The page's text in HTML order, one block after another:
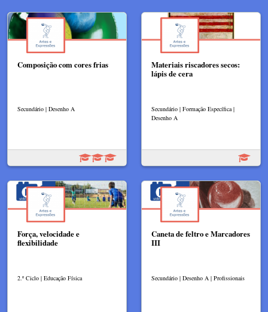
Composição com cores frias
Secundário | Desenho A
Materiais riscadores secos:
lápis de cera
Secundário | Formação Específica |
Desenho A
Força, velocidade e
flexibilidade
2.º Ciclo | Educação Física
Caneta de feltro e Marcadores
III
Secundário | Desenho A | Profissionais